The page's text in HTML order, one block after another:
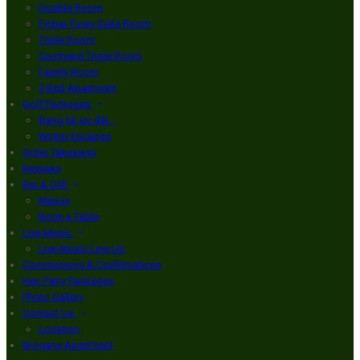
Double Room
Finbar Furey Suite Room
Triple Room
Courtyard Triple Room
Family Room
3 Bed Apartment
Golf Packages
Đang tải ưu đãi…
Winter Escapes
Order Takeaway
Reviews
Bar & Grill
Menus
Book a Table
Live Music
Live Music Line Up
Communions & Confirmations
Hen Party Packages
Photo Gallery
Contact Us
Location
Brogans Apartment